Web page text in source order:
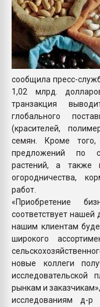
сообщила пресс-
1,02 млрд.
транзакция
глобального
(красителей,
семян. Кроме того,
предложений по
растений, а также
огородничества,
работ.
«Приобретение
соответствует нашей
нашим клиентам
широкого
новые коллеги
рынкам и
исследованиям д-